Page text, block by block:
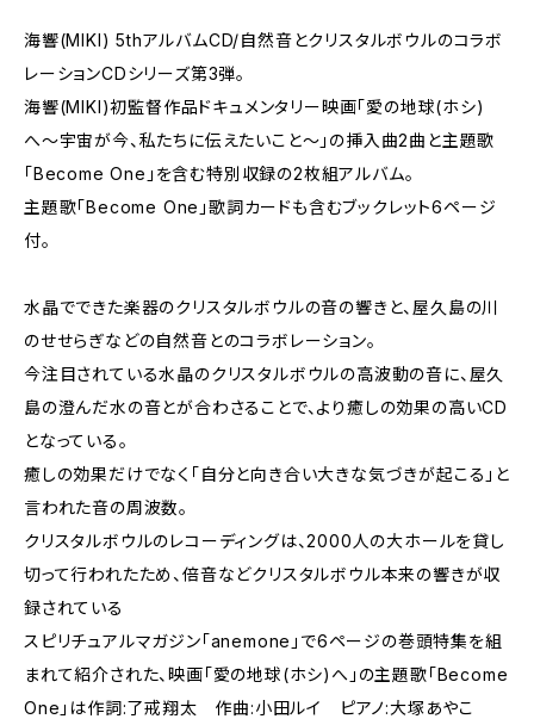
海響(MIKI) 5thアルバムCD/自然音とクリスタルボウルのコラボ
レーションCDシリーズ第3弾。
海響(MIKI)初監督作品ドキュメンタリー映画「愛の地球(ホシ)
へ〜宇宙が今、私たちに伝えたいこと〜」の挿入曲2曲と主題歌
「Become One」を含む特別収録の2枚組アルバム。
主題歌「Become One」歌詞カードも含むブックレット6ページ
付。
水晶でできた楽器のクリスタルボウルの音の響きと、屋久島の川
のせせらぎなどの自然音とのコラボレーション。
今注目されている水晶のクリスタルボウルの高波動の音に、屋久
島の澄んだ水の音とが合わさることで、より癒しの効果の高いCD
となっている。
癒しの効果だけでなく「自分と向き合い大きな気づきが起こる」と
言われた音の周波数。
クリスタルボウルのレコーディングは、2000人の大ホールを貸し
切って行われたため、倍音などクリスタルボウル本来の響きが収
録されている
スピリチュアルマガジン「anemone」で6ページの巻頭特集を組
まれて紹介された、映画「愛の地球(ホシ)へ」の主題歌「Become
One」は作詞:了戒翔太 作曲:小田ルイ ピアノ:大塚あやこ